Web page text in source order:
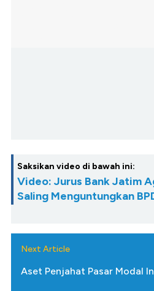
Saksikan video di bawah ini:
Video: Jurus Bank Jatim
Saling Menguntungkan
Next Article
Aset Penjahat Pasar Modal